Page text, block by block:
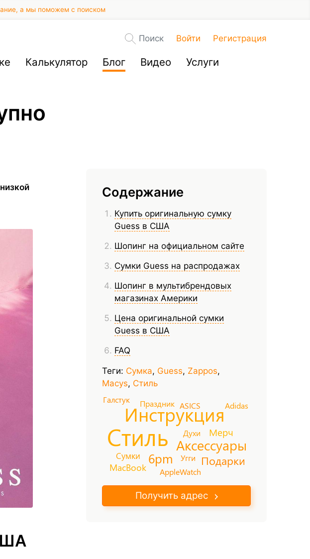
а мы поможем с поиском
Поиск Войти Регистрация
Калькулятор Блог Видео Услуги
Содержание
Купить оригинальную сумку
Guess в США
Шопинг на официальном сайте
Сумки Guess на распродажах
Шопинг в мультибрендовых
магазинах Америки
Цена оригинальной сумки
Guess в США
FAQ
Теги: Сумка, Guess, Zappos,
Macys, Стиль
Стиль
Инструкция
Аксессуары
6pm Подарки
Мерч
MacBook
Сумки
Adidas
Праздник
Духи
ASICS
Галстук
Угги
AppleWatch
Получить адрес